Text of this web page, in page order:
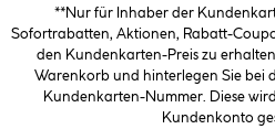
**Nur für Inhaber der
Sofortrabatten, Aktionen, Rabatt-
den Kundenkarten-Preis zu
Warenkorb und hinterlegen Sie bei
Kundenkarten-Nummer. Diese
Kundenkonto